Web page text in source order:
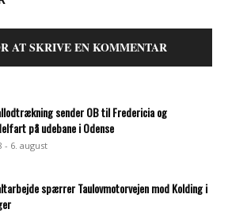
AT SKRIVE EN KOMMENTAR
sender OB til Fredericia og
på udebane i Odense
- 6. august
spærrer Taulovmotorvejen mod Kolding i